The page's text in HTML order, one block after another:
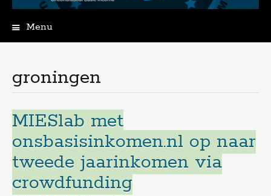
Menu
inhoud
groningen
MIESlab met
onsbasisinkomen.nl op naar
tweede jaarinkomen via
crowdfunding